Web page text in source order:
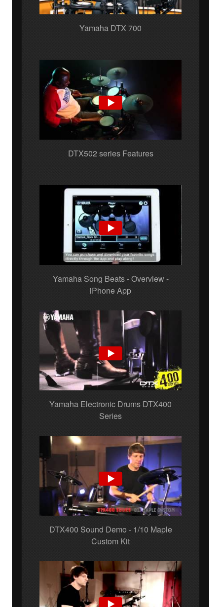
Yamaha DTX 700
DTX502 series Features
Yamaha Song Beats - Overview -
iPhone App
Yamaha Electronic Drums DTX400
Series
DTX400 Sound Demo - 1/10 Maple
Custom Kit